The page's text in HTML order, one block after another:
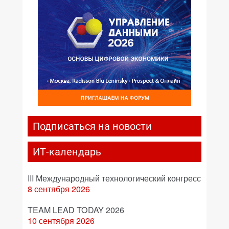
Подписаться на новости
ИТ-календарь
III Международный технологический конгресс
8 сентября 2026
TEAM LEAD TODAY 2026
10 сентября 2026